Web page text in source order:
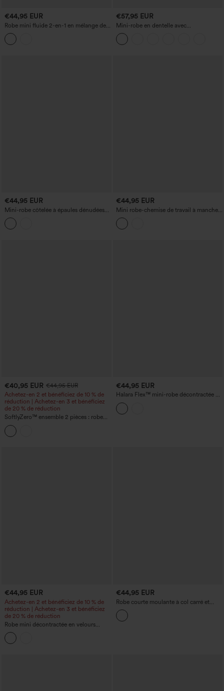
€44,95 EUR
Robe mini fluide 2-en-1 en mélange de
lin, en maille côtelée, col en V et
manches courtes, style décontracté
€57,95 EUR
Mini-robe en dentelle avec
superposition en résille
€44,95 EUR
Mini-robe côtelée à épaules dénudées
avec coussinet non amovible
€44,95 EUR
Mini robe-chemise de travail à manches
courtes avec poche
€40,95 EUR €44,95 EUR
Achetez-en 2 et bénéficiez de 10 % de
réduction | Achetez-en 3 et bénéficiez
de 20 % de réduction
SoftlyZero™ ensemble 2 pièces : robe
moulante décontractée à toucher frais,
col rond aérien, sans manches, à
fronces, avec soutien‑gorge intégré et
€44,95 EUR
Halara Flex™ mini-robe décontractée en
denim, à col rond, sans manches, avec
ourlet arrondi et poches
€44,95 EUR
Achetez-en 2 et bénéficiez de 10 % de
réduction | Achetez-en 3 et bénéficiez
de 20 % de réduction
Robe mini décontractée en velours
côtelé à manches courtes, ceinturée,
avec poches
€44,95 EUR
Robe courte moulante à col carré et
manches longues, adaptée au bureau